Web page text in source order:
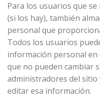
Para los usuarios que
(si los hay), también
personal que
Todos los usuarios
información personal
que no pueden cambiar
administradores del
editar esa información.